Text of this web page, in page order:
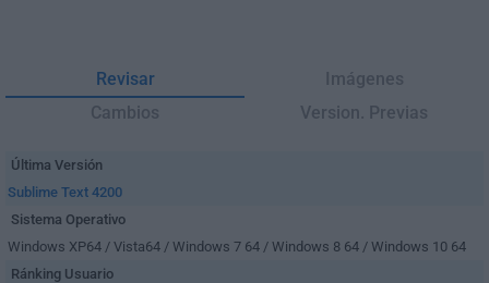
Revisar
Imágenes
Cambios
Version. Previas
Última Versión
Sublime Text 4200
Sistema Operativo
Windows XP64 / Vista64 / Windows 7 64 / Windows 8 64 / Windows 10 64
Ránking Usuario